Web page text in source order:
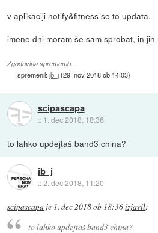
v aplikaciji notify&fitness se to updata.
imene dni moram še sam sprobat, in jih
Zgodovina sprememb…
spremenil:jb_j(29. nov 2018 ob 14:03)
scipascapa
:: 1. dec 2018, 18:36
to lahko updejtaš band3 china?
jb_j
::2. dec 2018, 11:20
scipascapa je 1. dec 2018 ob 18:36izjavil:
to lahko updejtaš band3 china?